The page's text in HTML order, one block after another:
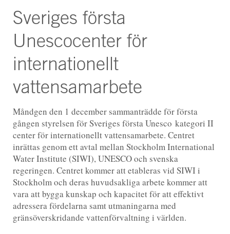
Sveriges första
Unescocenter för
internationellt
vattensamarbete
Måndgen den 1 december sammanträdde för första
gången styrelsen för Sveriges första Unesco kategori II
center för internationellt vattensamarbete. Centret
inrättas genom ett avtal mellan Stockholm International
Water Institute (SIWI), UNESCO och svenska
regeringen. Centret kommer att etableras vid SIWI i
Stockholm och deras huvudsakliga arbete kommer att
vara att bygga kunskap och kapacitet för att effektivt
adressera fördelarna samt utmaningarna med
gränsöverskridande vattenförvaltning i världen.